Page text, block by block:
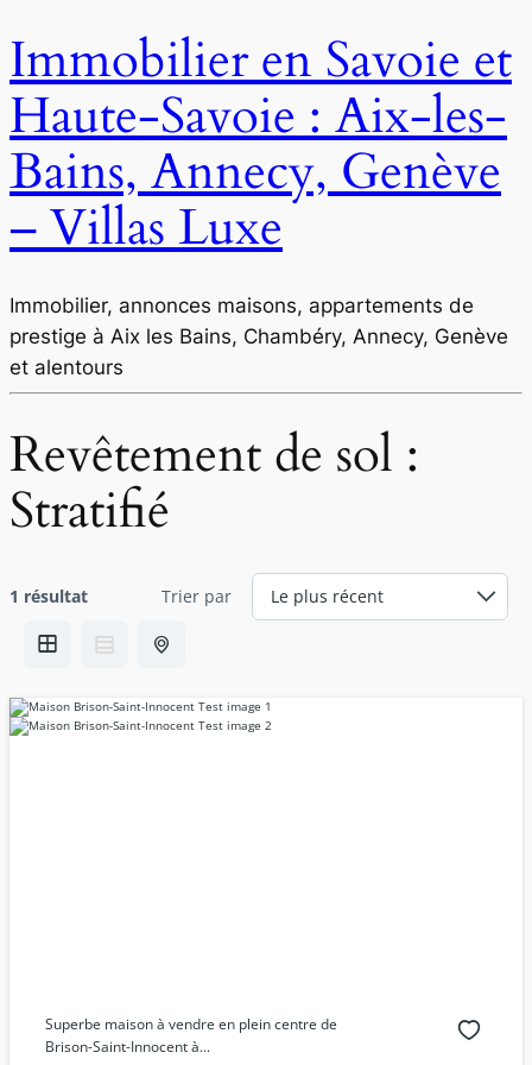
Immobilier en Savoie et
Haute-Savoie : Aix-les-
Bains, Annecy, Genève
– Villas Luxe
Immobilier, annonces maisons, appartements de
prestige à Aix les Bains, Chambéry, Annecy, Genève
et alentours
Revêtement de sol :
Stratifié
1 résultat Trier par
Superbe maison à vendre en plein centre de
Brison-Saint-Innocent à...